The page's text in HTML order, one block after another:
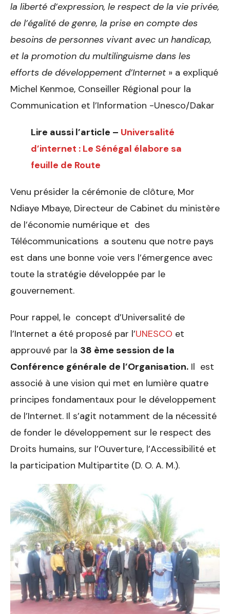
la liberté d’expression, le respect de la vie privée,
de l’égalité de genre, la prise en compte des
besoins de personnes vivant avec un handicap,
et la promotion du multilinguisme dans les
efforts de développement d’Internet » a expliqué
Michel Kenmoe, Conseiller Régional pour la
Communication et l’Information -Unesco/Dakar
Lire aussi l’article – Universalité
d’internet : Le Sénégal élabore sa
feuille de Route
Venu présider la cérémonie de clôture, Mor
Ndiaye Mbaye, Directeur de Cabinet du ministère
de l’économie numérique et des
Télécommunications a soutenu que notre pays
est dans une bonne voie vers l’émergence avec
toute la stratégie développée par le
gouvernement.
Pour rappel, le concept d’Universalité de
l’Internet a été proposé par l’UNESCO et
approuvé par la 38 ème session de la
Conférence générale de l’Organisation. Il est
associé à une vision qui met en lumière quatre
principes fondamentaux pour le développement
de l’Internet. Il s’agit notamment de la nécessité
de fonder le développement sur le respect des
Droits humains, sur l’Ouverture, l’Accessibilité et
la participation Multipartite (D. O. A. M.).